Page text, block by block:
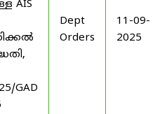
AIS
GAD
Dept
Orders
11-09-
2025